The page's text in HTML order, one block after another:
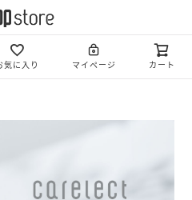
気に入り マイページ カート